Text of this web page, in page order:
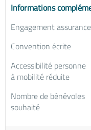
Informations
Engagement assurance
Convention écrite
Accessibilité personne
à mobilité réduite
Nombre de bénévoles
souhaité